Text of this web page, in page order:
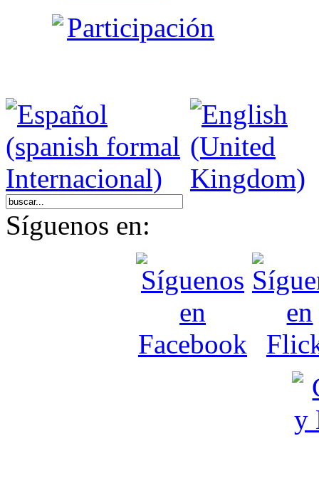
Participación
Síguenos en: